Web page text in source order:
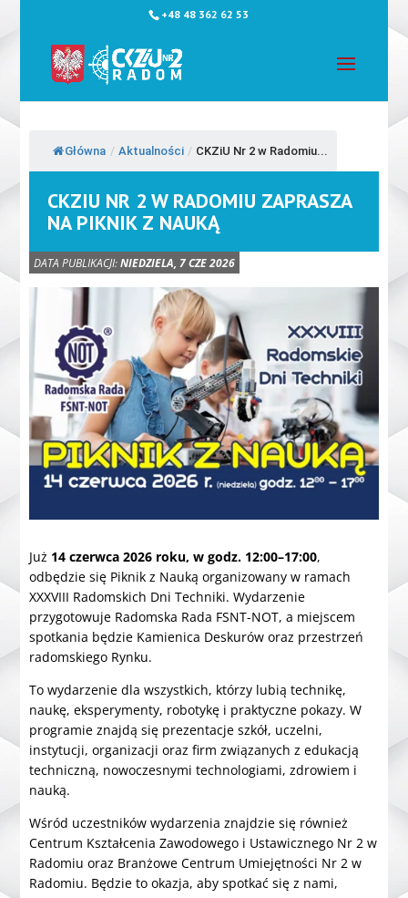
+48 48 362 62 53
Główna / Aktualności / CKZiU Nr 2 w Radomiu...
CKZIU NR 2 W RADOMIU ZAPRASZA
NA PIKNIK Z NAUKĄ
DATA PUBLIKACJI:NIEDZIELA, 7 CZE 2026
Już 14 czerwca 2026 roku, w godz. 12:00–17:00,
odbędzie się Piknik z Nauką organizowany w ramach
XXXVIII Radomskich Dni Techniki. Wydarzenie
przygotowuje Radomska Rada FSNT-NOT, a miejscem
spotkania będzie Kamienica Deskurów oraz przestrzeń
radomskiego Rynku.
To wydarzenie dla wszystkich, którzy lubią technikę,
naukę, eksperymenty, robotykę i praktyczne pokazy. W
programie znajdą się prezentacje szkół, uczelni,
instytucji, organizacji oraz firm związanych z edukacją
techniczną, nowoczesnymi technologiami, zdrowiem i
nauką.
Wśród uczestników wydarzenia znajdzie się również
Centrum Kształcenia Zawodowego i Ustawicznego Nr 2 w
Radomiu oraz Branżowe Centrum Umiejętności Nr 2 w
Radomiu. Będzie to okazja, aby spotkać się z nami,